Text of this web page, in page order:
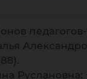
Руслановна: